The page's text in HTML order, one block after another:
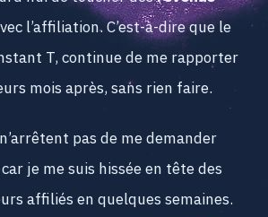
l’affiliation. C’est-à-dire que le
T, continue de me rapporter
mois après, sans rien faire.
pas de me demander
je me suis hissée en tête des
affiliés en quelques semaines.